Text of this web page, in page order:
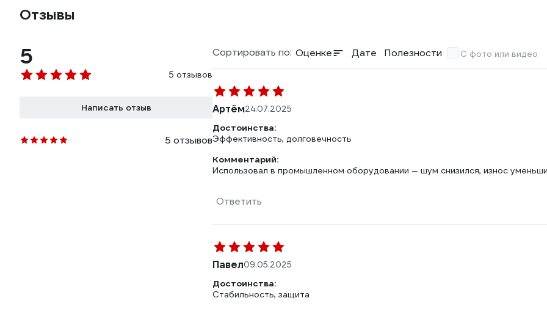
Отзывы
5
5 отзывов
Написать отзыв
5 отзывов
Сортировать по: Оценке Дате Полезности С фото или видео
Артём24.07.2025
Достоинства:
Эффективность, долговечность
Комментарий:
Использовал в промышленном оборудовании — шум снизился, износ
Ответить
Павел09.05.2025
Достоинства:
Стабильность, защита